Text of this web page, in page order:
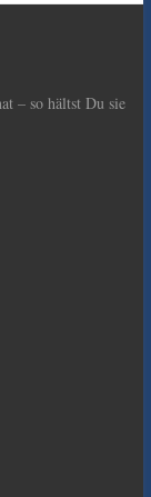
– so hältst Du sie